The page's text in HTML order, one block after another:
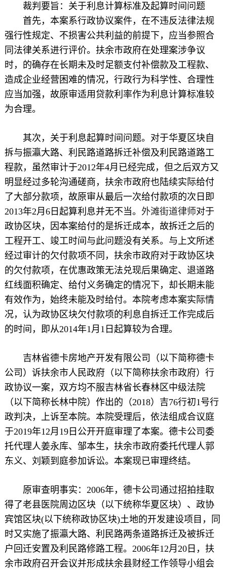
裁判要旨： 关于利息计算标准及起算时间问题
首先，本案系行政协议案件，在不违反法律法规
强行性规定、不损害公共利益的前提下，应当参照合
同法律关系进行评价。扶余市政府在处理案涉争议
时，的确存在长期未及时足额支付补偿款及工程款、
造成企业经营困难的情况，行政行为科学性、合理性
应当加强，故原审适用贷款利率作为利息计算标准较
为合理。
其次，关于利息起算时间问题。对于华夏区块自
拆与振瀛大路、利民路道路拆迁补偿及利民路道路工
程款，虽然审计于2012年4月已经完成，但之后双方又
明显经过多轮沟通磋商，扶余市政府也陆续实际给付
了大部分款项，故原审从最后一次给付款项的次日即
2013年2月6日起算利息并无不当。 外滩街道律师对于
政协区块，因本案给付的是拆迁成本，故拆迁之后的
工程开工、竣工时间与此问题没有关系。与上文所述
经过审计的欠付款项不同，扶余市政府对于政协区块
的欠付款项，在优惠政策无法兑现后果确定、退道路
红线面积确定、给付义务确定的情况下，却长期未能
有效作为，始终未能及时给付。本院考虑本案实际情
况，认为政协区块欠付款项的利息自拆迁工作完成后
的时间，即从2014年1月1日起算较为合理。
吉林省德卡房地产开发有限公司（以下简称德卡
公司）诉扶余市人民政府（以下简称扶余市政府）行
政协议一案，双方均不服吉林省长春林区中级法院
（以下简称长林中院）作出的（2018）吉76行初1号行
政判决，上诉至本院。本院受理后，依法组成合议庭
于2019年12月19日公开开庭审理了本案。德卡公司委
托代理人姜永库、邹本生，扶余市政府委托代理人郭
东义、刘颖到庭参加诉讼。本案现已审理终结。
原审查明事实： 2006年，德卡公司通过招拍挂取
得了老县医院周边区块（以下统称华夏区块）、政协
宾馆区块(以下统称政协区块)土地的开发建设项目，同
时又实施了振瀛大路、利民路两条道路拆迁及被拆迁
户回迁安置及利民路修路工程。2006年12月20日，扶
余市政府召开会议并形成扶余县财经工作领导小组会